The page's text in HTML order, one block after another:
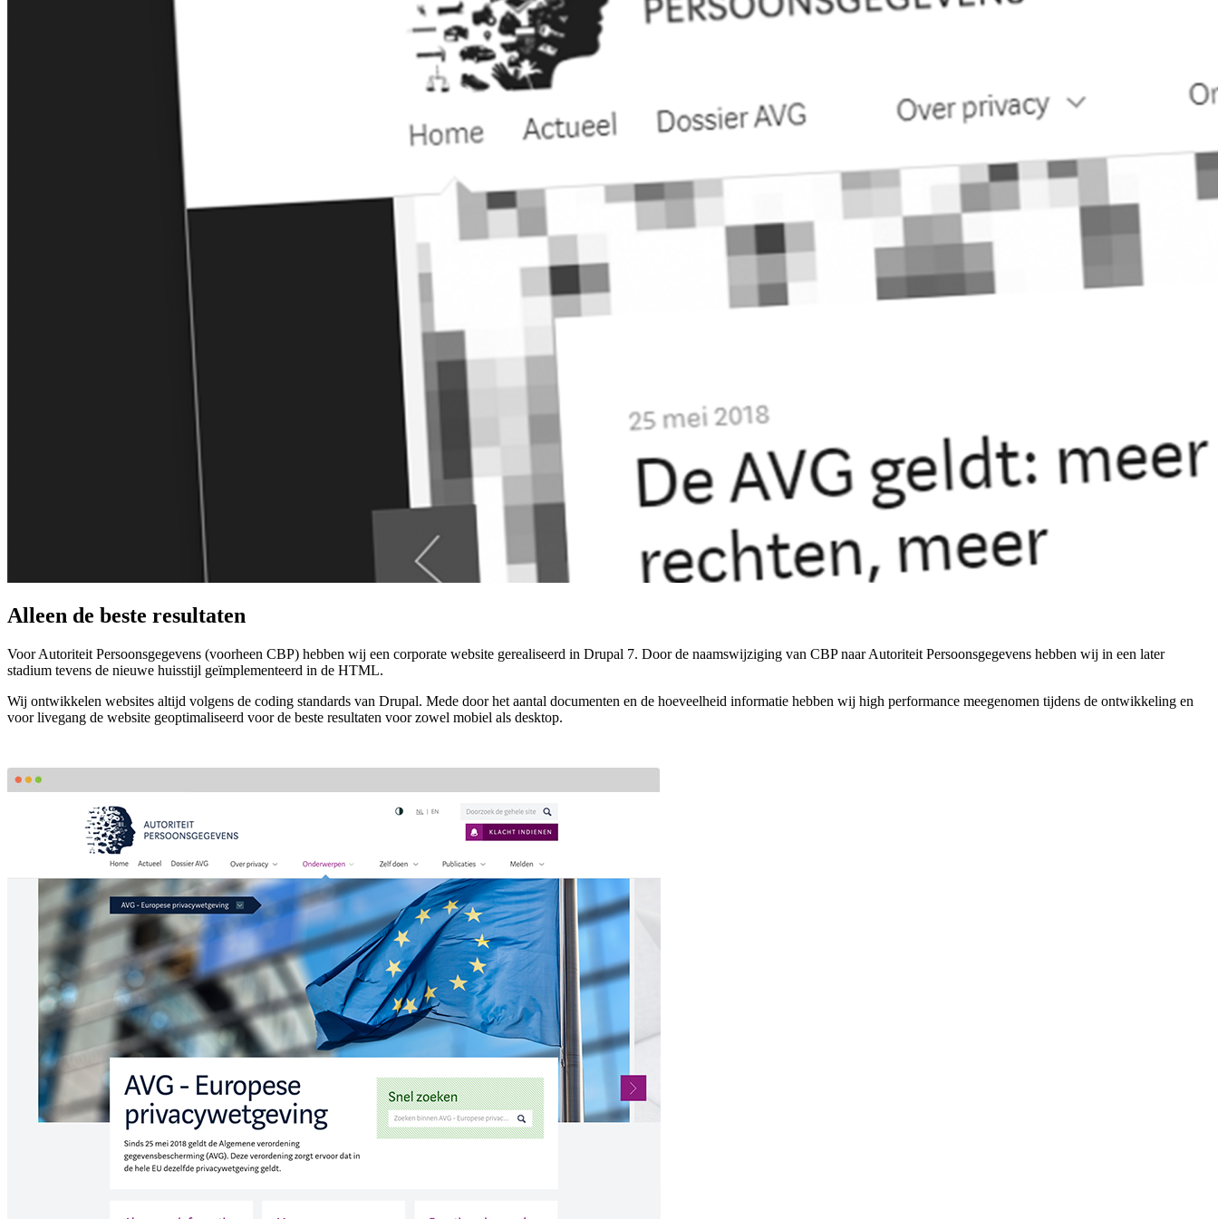
Alleen de beste resultaten
Voor Autoriteit Persoonsgegevens (voorheen CBP) hebben wij een corporate website gerealiseerd in Drupal 7. Door de naamswijziging van CBP naar Autoriteit Persoonsgegevens hebben wij in een later
stadium tevens de nieuwe huisstijl geïmplementeerd in de HTML.
Wij ontwikkelen websites altijd volgens de coding standards van Drupal. Mede door het aantal documenten en de hoeveelheid informatie hebben wij high performance meegenomen tijdens de ontwikkeling en
voor livegang de website geoptimaliseerd voor de beste resultaten voor zowel mobiel als desktop.